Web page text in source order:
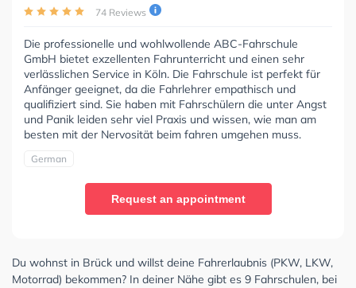
74 Reviews
Die professionelle und wohlwollende ABC-Fahrschule
GmbH bietet exzellenten Fahrunterricht und einen sehr
verlässlichen Service in Köln. Die Fahrschule ist perfekt für
Anfänger geeignet, da die Fahrlehrer empathisch und
qualifiziert sind. Sie haben mit Fahrschülern die unter Angst
und Panik leiden sehr viel Praxis und wissen, wie man am
besten mit der Nervosität beim fahren umgehen muss.
German
Request an appointment
Du wohnst in Brück und willst deine Fahrerlaubnis (PKW, LKW,
Motorrad) bekommen? In deiner Nähe gibt es 9 Fahrschulen, bei